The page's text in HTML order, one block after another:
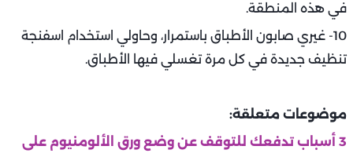
في هذه المنطقة.
10- غيري صابون الأطباق باستمرار، وحاولي استخدام اسفنجة
تنظيف جديدة في كل مرة تغسلي فيها الأطباق.
موضوعات متعلقة:
3 أسباب تدفعك للتوقف عن وضع ورق الألومنيوم على